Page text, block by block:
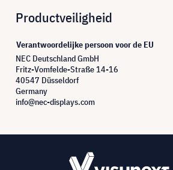
Productveiligheid
Verantwoordelijke persoon voor de EU
NEC Deutschland GmbH
Fritz-Vomfelde-Straße 14-16
40547 Düsseldorf
Germany
info@nec-displays.com